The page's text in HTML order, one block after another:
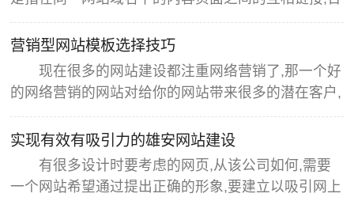
理的内链有利于提高用户体验以及搜索引擎对网站的
爬行索引效率,进而提高搜索引擎的收录与网站权
重。 很多朋友会有疑问,现在用什么方法做外链最
好,或者对自身要求比较低?我想必然是论坛,论坛很多
营销型网站模板选择技巧
现在很多的网站建设都注重网络营销了,那一个好
的网络营销的网站对给你的网站带来很多的潜在客户,
那现在的建站公司都是在很多的CMS的基础上在二次
开发做出的网站。 现在在互联网上做的有名的也
就那么几种CMS,如果我们做网站都用的话就会在互
联网上形成很多相同的网站结构,目前对于网站模板而
实现有效有吸引力的雄安网站建设
有很多设计时要考虑的网页,从该公司如何,需要
一个网站希望通过提出正确的形象,要建立以吸引网上